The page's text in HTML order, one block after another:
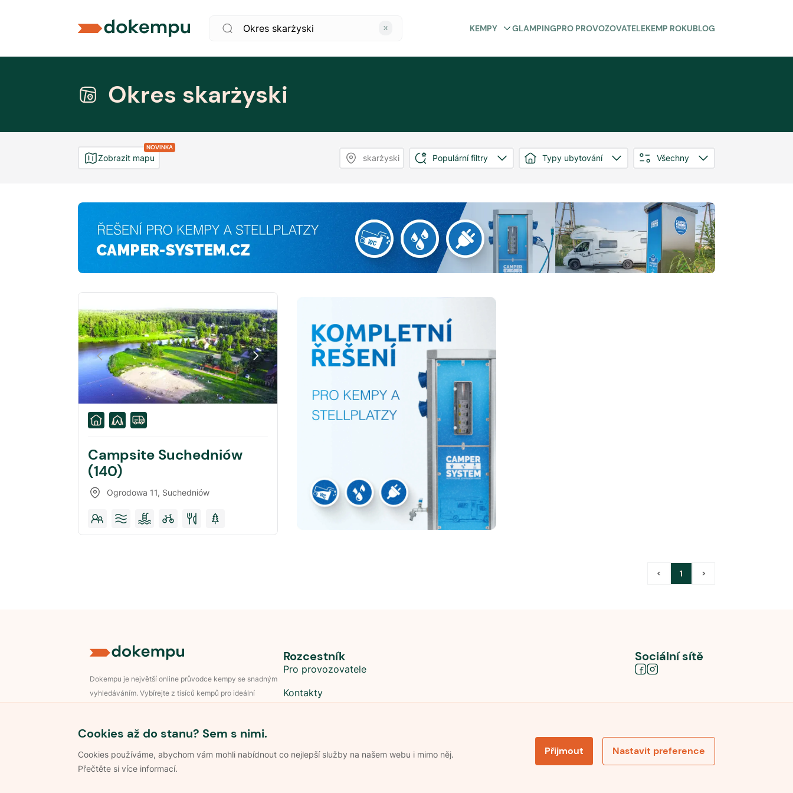
KEMPY GLAMPINGPRO PROVOZOVATELEKEMP ROKUBLOG
Okres skarżyski
NOVINKA
Zobrazit mapu skarżyski Populární filtry Typy ubytování Všechny
Campsite Suchedniów
(140)
Ogrodowa 11, Suchedniów
< 1 >
Cookies až do stanu? Sem s nimi.
Cookies používáme, abychom vám mohli nabídnout co nejlepší služby na našem webu i mimo něj.
Přečtěte si více informací.
Přijmout Nastavit preference
Dokempu je největší online průvodce kempy se snadným
vyhledáváním. Vybírejte z tisíců kempů pro ideální
Rozcestník
Pro provozovatele
Kontakty
Sociální sítě